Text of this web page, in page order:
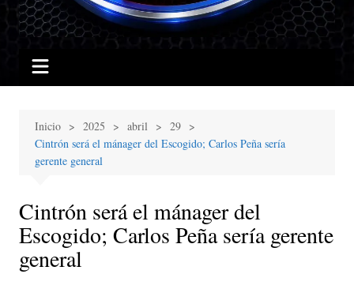
Inicio 2025 abril
29
Cintrón será el mánager del Escogido; Carlos Peña sería
gerente general
Cintrón será el mánager del
Escogido; Carlos Peña sería gerente
general